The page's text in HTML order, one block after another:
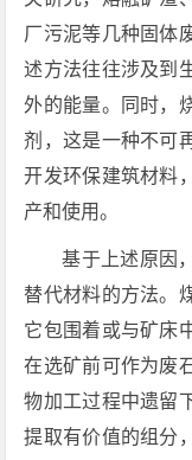
厂污泥等几种固体
述方法往往涉及到
外的能量。同时，
剂，这是一种不可
开发环保建筑材料
产和使用。
基于上述原因
替代材料的方法。
它包围着或与矿床
在选矿前可作为废
物加工过程中遗留
提取有价值的组分